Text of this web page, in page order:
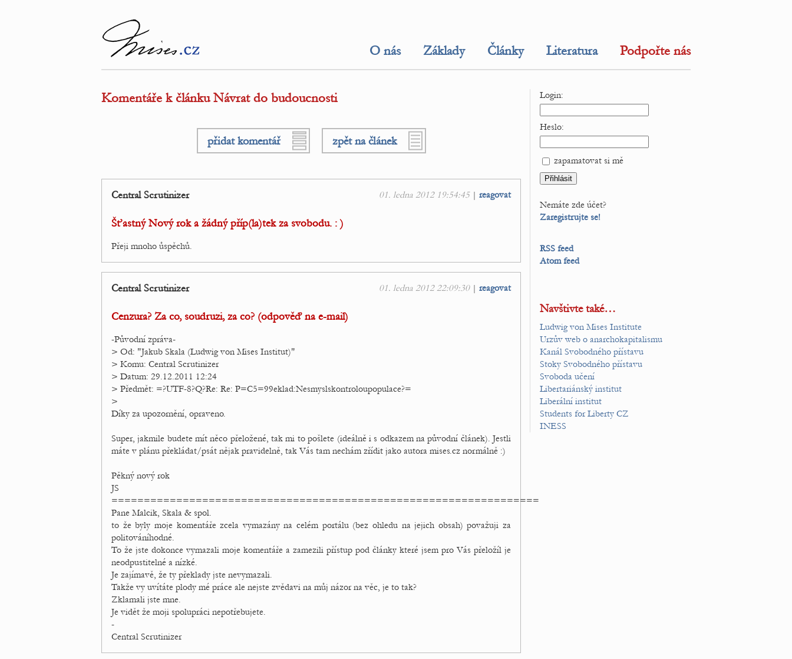
O nás Základy Články Literatura Podpořte nás
Komentáře k článku Návrat do budoucnosti
přidat komentář zpět na článek
01. ledna 2012 19:54:45| reagovat
Central Scrutinizer
Šťastný Nový rok a žádný příp(la)tek za svobodu. : )
Přeji mnoho ůspěchů.
01. ledna 2012 22:09:30| reagovat
Central Scrutinizer
Cenzura? Za co, soudruzi, za co? (odpověď na e-mail)
-Původní zpráva-
> Od: "Jakub Skala (Ludwig von Mises Institut)"
> Komu: Central Scrutinizer
> Datum: 29.12.2011 12:24
> Předmět: =?UTF-8?Q?Re: Re: P=C5=99eklad:Nesmyslskontroloupopulace?=
>
Díky za upozornění, opraveno.
Super, jakmile budete mít něco přeložené, tak mi to pošlete (ideálně i s odkazem na původní článek). Jestli
máte v plánu překládat/psát nějak pravidelně, tak Vás tam nechám zřídit jako autora mises.cz normálně :)
Pěkný nový rok
JS
==================================================================
Pane Malcik, Skala & spol.
to že byly moje komentáře zcela vymazány na celém portálu (bez ohledu na jejich obsah) považuji za
politováníhodné.
To že jste dokonce vymazali moje komentáře a zamezili přístup pod články které jsem pro Vás přeložíl je
neodpustitelné a nízké.
Je zajímavě, že ty překlady jste nevymazali.
Takže vy uvítáte plody mé práce ale nejste zvědavi na můj názor na věc, je to tak?
Zklamali jste mne.
Je vidět že moji spolupráci nepotřebujete.
-
Central Scrutinizer
Login:
Heslo:
zapamatovat si mě
Nemáte zde účet?
Zaregistrujte se!
RSS feed
Atom feed
Navštivte také…
Ludwig von Mises Institute
Urzův web o anarchokapitalismu
Kanál Svobodného přístavu
Stoky Svobodného přístavu
Svoboda učení
Libertariánský institut
Liberální institut
Students for Liberty CZ
INESS